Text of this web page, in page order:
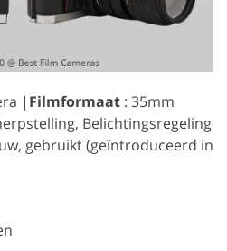
| Filmformaat : 35mm
Belichtingsregeling
gebruikt (geïntroduceerd in